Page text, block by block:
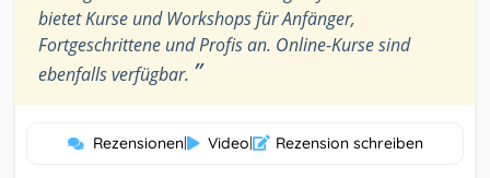
bietet Kurse und Workshops für Anfänger,
Fortgeschrittene und Profis an. Online-Kurse sind
ebenfalls verfügbar. ”
Rezensionen| Video| Rezension schreiben